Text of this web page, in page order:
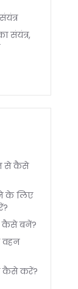
संयंत्र,
से कैसे
के लिए
कैसे बनें?
वहन
कैसे करें?